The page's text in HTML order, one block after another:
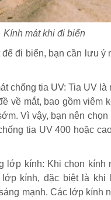
Kính mát khi đi biển
để đi biển, bạn cần lưu ý
chống tia UV: Tia UV là
về mắt, bao gồm viêm
Vì vậy, bạn nên chọn
tia UV 400 hoặc
lớp kính: Khi chọn kính
lớp kính, đặc biệt là khi
mạnh. Các lớp kính